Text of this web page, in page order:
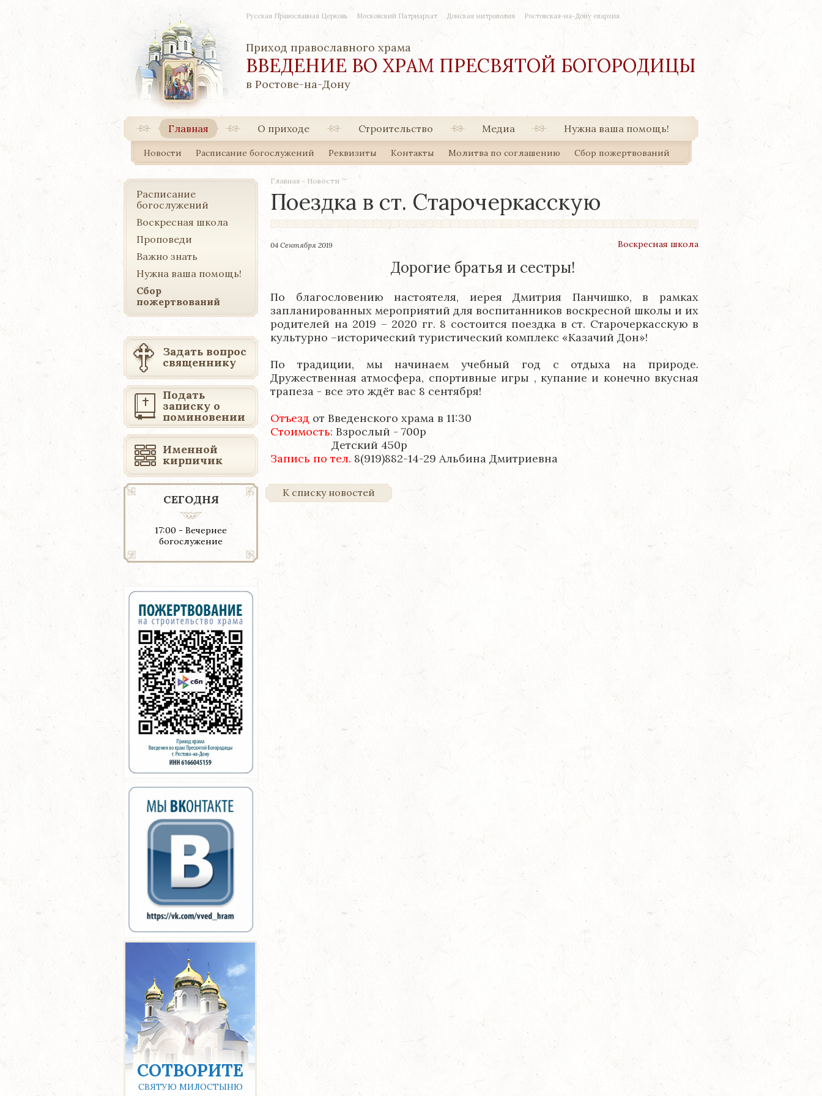
Русская Православная Церковь Московский Патриархат Донская митрополия Ростовская-на-Дону епархия
Приход православного храма
ВВЕДЕНИЕ ВО ХРАМ ПРЕСВЯТОЙ БОГОРОДИЦЫ
в Ростове-на-Дону
Главная
Новости Расписание богослужений Реквизиты Контакты Молитва по соглашению Сбор пожертвований
О приходе Строительство Медиа Нужна ваша помощь!
Главная - Новости
Поездка в ст. Старочеркасскую
04 Сентября 2019 Воскресная школа
Дорогие братья и сестры!
По благословению настоятеля, иерея Дмитрия Панчишко, в рамках
запланированных мероприятий для воспитанников воскресной школы и их
родителей на 2019 – 2020 гг. 8 состоится поездка в ст. Старочеркасскую в
культурно –исторический туристический комплекс «Казачий Дон»!
По традиции, мы начинаем учебный год с отдыха на природе.
Дружественная атмосфера, спортивные игры , купание и конечно вкусная
трапеза - все это ждёт вас 8 сентября!
Отъезд от Введенского храма в 11:30
Стоимость: Взрослый - 700р
Детский 450р
Запись по тел. 8(919)882-14-29 Альбина Дмитриевна
К списку новостей
Расписание
богослужений
Воскресная школа
Проповеди
Важно знать
Нужна ваша помощь!
Сбор
пожертвований
Задать вопрос
священнику
Подать
записку о
поминовении
Именной
кирпичик
СЕГОДНЯ
17:00 - Вечернее
богослужение
СОТВОРИТЕ
СВЯТУЮ МИЛОСТЫНЮ